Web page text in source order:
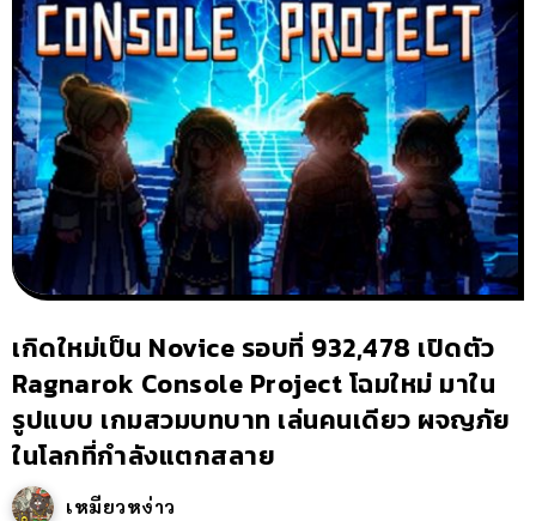
เกิดใหม่เป็น Novice รอบที่ 932,478 เปิดตัว
Ragnarok Console Project โฉมใหม่ มาใน
รูปแบบ เกมสวมบทบาท เล่นคนเดียว ผจญภัย
ในโลกที่กำลังแตกสลาย
เหมียวหง่าว